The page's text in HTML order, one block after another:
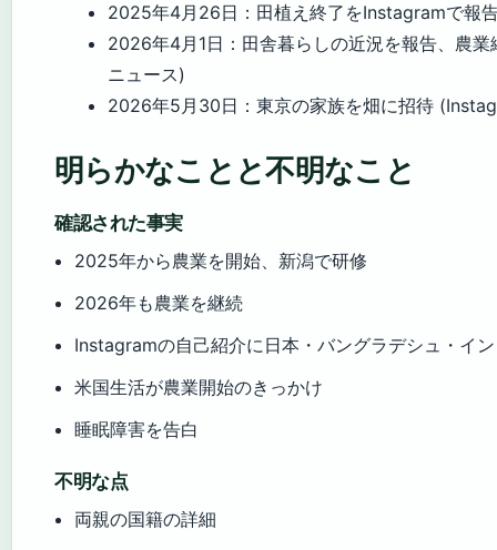
2025年4月26日 ：田植え終了をInstagramで報
2026年4月1日 ：田舎暮らしの近況を報告、農
ニュース)
2026年5月30日 ：東京の家族を畑に招待
明らかなことと不明なこと
確認された事実
2025年から農業を開始、新潟で研修
2026年も農業を継続
Instagramの自己紹介に日本・バングラデシュ・イ
米国生活が農業開始のきっかけ
睡眠障害を告白
不明な点
両親の国籍の詳細